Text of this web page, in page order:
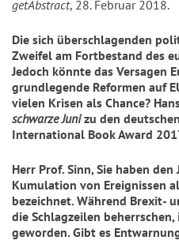
getAbstract, 28. Februar 2018.
Die sich überschlagenden
Zweifel am Fortbestand des
Jedoch könnte das Versagen
grundlegende Reformen auf
vielen Krisen als Chance?
schwarze Junizu den
International Book Award
Herr Prof. Sinn, Sie haben
Kumulation von Ereignissen
bezeichnet. Während Brexit-
die Schlagzeilen
geworden. Gibt es